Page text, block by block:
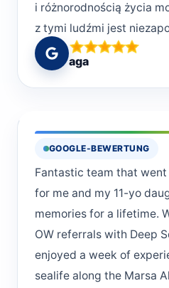
i różnorodnością życia
z tymi ludźmi jest
przeżyciem, które
wybierającemu się do
zobaczenia 😄
aga
GOOGLE-BEWERTUNG
Fantastic team that
for me and my 11-yo
memories for a lifetime.
OW referrals with Deep
enjoyed a week of
sealife along the Marsa